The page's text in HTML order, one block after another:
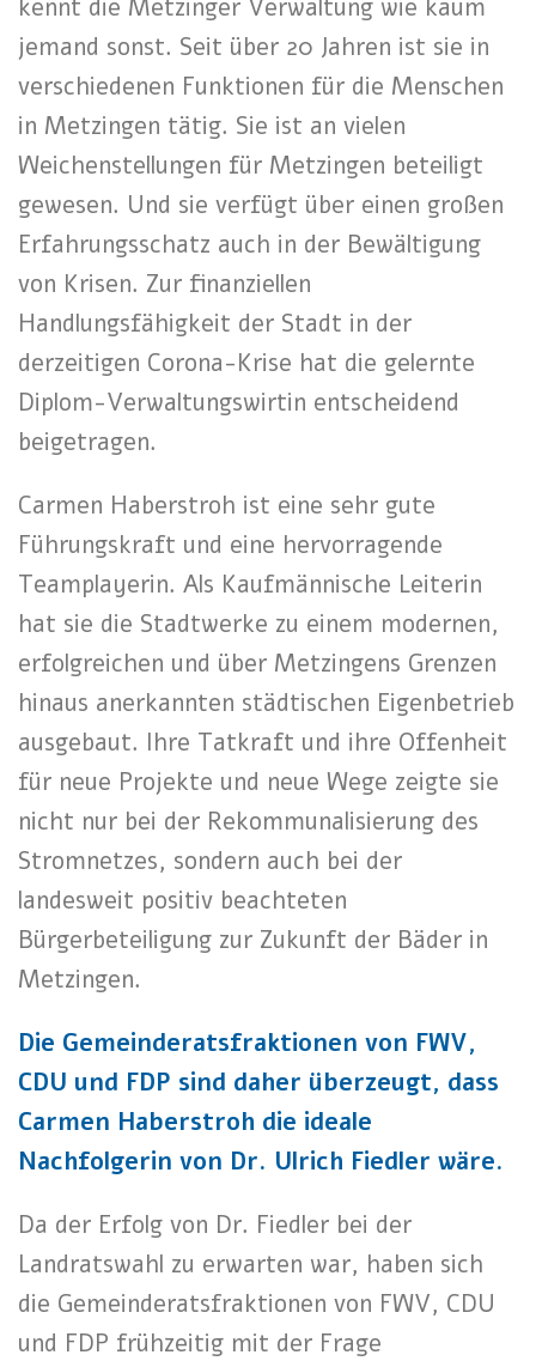
kennt die Metzinger Verwaltung wie kaum
jemand sonst. Seit über 20 Jahren ist sie in
verschiedenen Funktionen für die Menschen
in Metzingen tätig. Sie ist an vielen
Weichenstellungen für Metzingen beteiligt
gewesen. Und sie verfügt über einen großen
Erfahrungsschatz auch in der Bewältigung
von Krisen. Zur finanziellen
Handlungsfähigkeit der Stadt in der
derzeitigen Corona-Krise hat die gelernte
Diplom-Verwaltungswirtin entscheidend
beigetragen.
Carmen Haberstroh ist eine sehr gute
Führungskraft und eine hervorragende
Teamplayerin. Als Kaufmännische Leiterin
hat sie die Stadtwerke zu einem modernen,
erfolgreichen und über Metzingens Grenzen
hinaus anerkannten städtischen Eigenbetrieb
ausgebaut. Ihre Tatkraft und ihre Offenheit
für neue Projekte und neue Wege zeigte sie
nicht nur bei der Rekommunalisierung des
Stromnetzes, sondern auch bei der
landesweit positiv beachteten
Bürgerbeteiligung zur Zukunft der Bäder in
Metzingen.
Die Gemeinderatsfraktionen von FWV,
CDU und FDP sind daher überzeugt, dass
Carmen Haberstroh die ideale
Nachfolgerin von Dr. Ulrich Fiedler wäre.
Da der Erfolg von Dr. Fiedler bei der
Landratswahl zu erwarten war, haben sich
die Gemeinderatsfraktionen von FWV, CDU
und FDP frühzeitig mit der Frage